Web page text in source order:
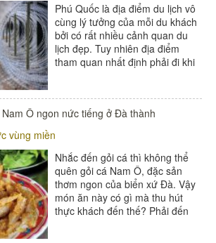
Phú Quốc là địa điểm du lịch vô
cùng lý tưởng của mỗi du khách
bởi có rất nhiều cảnh quan du
lịch đẹp. Tuy nhiên địa điểm
tham quan nhất định phải đi khi
Ô ngon nức tiếng ở Đà thành
vùng miền
Nhắc đến gỏi cá thì không thể
quên gỏi cá Nam Ô, đặc sản
thơm ngon của biển xứ Đà. Vậy
món ăn này có gì mà thu hút
thực khách đến thế? Phải đến